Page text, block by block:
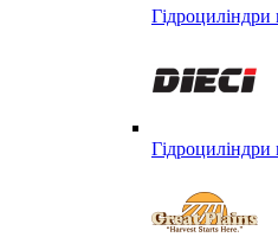
Гідроциліндри